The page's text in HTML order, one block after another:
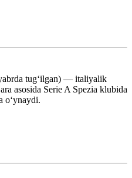
tugʻilgan) — italiyalik
asosida Serie A Spezia klubida
oʻynaydi.